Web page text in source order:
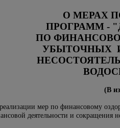
О МЕРАХ
ПРОГРАММ -
ПО
УБЫТОЧНЫХ
(В
мер по финансовому
деятельности и сокращения